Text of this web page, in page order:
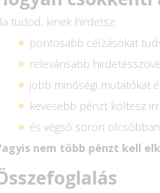
tudod, kinek hirdetsz:
pontosabb célzásokat
relevánsabb
jobb minőségi mutatókat
kevesebb pénzt költesz
és végső soron
nem több pénzt kell